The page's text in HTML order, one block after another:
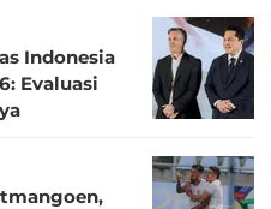
Indonesia
Evaluasi